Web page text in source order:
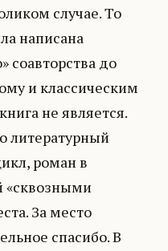
случае. То
написана
соавторства до
и классическим
не является.
литературный
роман в
«сквозными
За место
спасибо. В